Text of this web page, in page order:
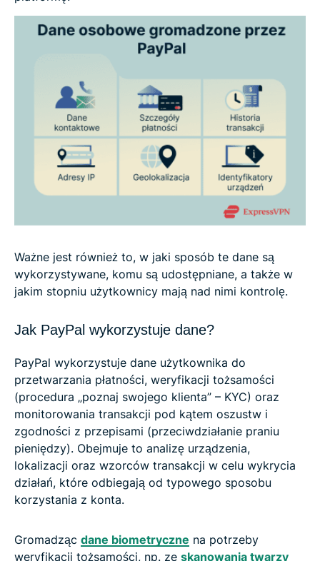
Ważne jest również to, w jaki sposób te dane są
wykorzystywane, komu są udostępniane, a także w
jakim stopniu użytkownicy mają nad nimi kontrolę.
Jak PayPal wykorzystuje dane?
PayPal wykorzystuje dane użytkownika do
przetwarzania płatności, weryfikacji tożsamości
(procedura „poznaj swojego klienta” – KYC) oraz
monitorowania transakcji pod kątem oszustw i
zgodności z przepisami (przeciwdziałanie praniu
pieniędzy). Obejmuje to analizę urządzenia,
lokalizacji oraz wzorców transakcji w celu wykrycia
działań, które odbiegają od typowego sposobu
korzystania z konta.
Gromadząc dane biometryczne na potrzeby
weryfikacji tożsamości, np. ze skanowania twarzy